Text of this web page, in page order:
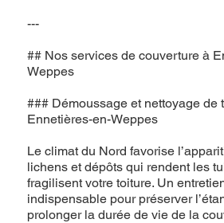
---
## Nos services de couverture à
Weppes
### Démoussage et nettoyage de
Ennetières-en-Weppes
Le climat du Nord favorise
lichens et dépôts qui rendent les
fragilisent votre toiture. Un
indispensable pour préserver
prolonger la durée de vie de la